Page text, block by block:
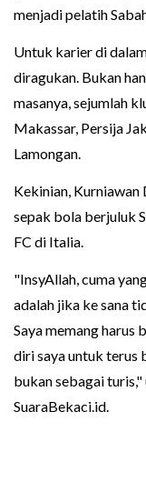
menjadi pelatih
Untuk karier di
diragukan. Bukan
masanya, sejumlah
Makassar, Persija
Lamongan.
Kekinian, Kurniawan
sepak bola berjuluk
FC di Italia.
"InsyAllah, cuma
adalah jika ke sana
Saya memang harus
diri saya untuk terus
bukan sebagai
SuaraBekaci.id.